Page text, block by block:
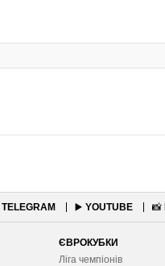
TELEGRAM ▶️ YOUTUBE 📸
ЄВРОКУБКИ
Ліга чемпіонів